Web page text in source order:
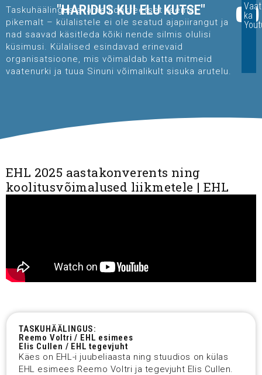
"HARIDUS KUI ELU KUTSE"
Taskuhäälingus avame konkreetset teemat
pikemalt – külalistele ei ole seatud ajapiirangut ja
nad saavad käsitleda kõiki nende silmis olulisi
küsimusi. Külalised esindavad erinevaid
organisatsioone, mis võimaldab katta mitmeid
vaatenurki ja tuua Sinuni võimalikult sisuka arutelu.
ka
EHL 2025 aastakonverents ning
koolitusvõimalused liikmetele | EHL
TASKUHÄÄLINGUS:
Reemo Voltri / EHL esimees
Elis Cullen / EHL tegevjuht
Käes on EHL-i juubeliaasta ning stuudios on külas
EHL esimees Reemo Voltri ja tegevjuht Elis Cullen.